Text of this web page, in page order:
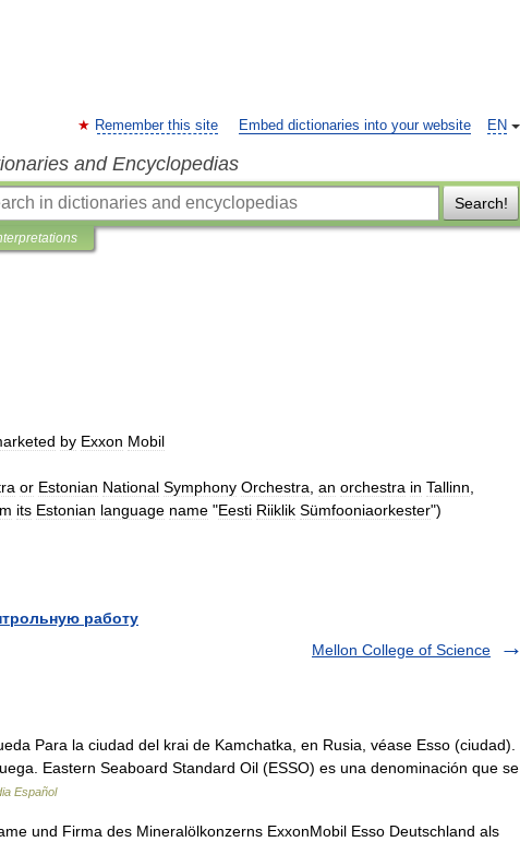
EN
Remember this site Embed dictionaries into your website
and Encyclopedias
Search!
by Exxon Mobil
or Estonian National Symphony Orchestra an orchestra in Tallinn
its Estonian language name "Eesti Riiklik Sümfooniaorkester")
работу
Mellon College of Science
Para la ciudad del krai de Kamchatka, en Rusia, véase Esso (ciudad).
Eastern Seaboard Standard Oil (ESSO) es una denominación que se
Español
und Firma des Mineralölkonzerns ExxonMobil Esso Deutschland als